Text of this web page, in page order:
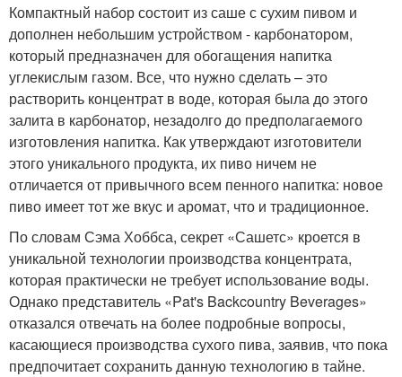
Компактный набор состоит из саше с сухим пивом и
дополнен небольшим устройством - карбонатором,
который предназначен для обогащения напитка
углекислым газом. Все, что нужно сделать – это
растворить концентрат в воде, которая была до этого
залита в карбонатор, незадолго до предполагаемого
изготовления напитка. Как утверждают изготовители
этого уникального продукта, их пиво ничем не
отличается от привычного всем пенного напитка: новое
пиво имеет тот же вкус и аромат, что и традиционное.
По словам Сэма Хоббса, секрет «Сашетс» кроется в
уникальной технологии производства концентрата,
которая практически не требует использование воды.
Однако представитель «Pat's Backcountry Beverages»
отказался отвечать на более подробные вопросы,
касающиеся производства сухого пива, заявив, что пока
предпочитает сохранить данную технологию в тайне.